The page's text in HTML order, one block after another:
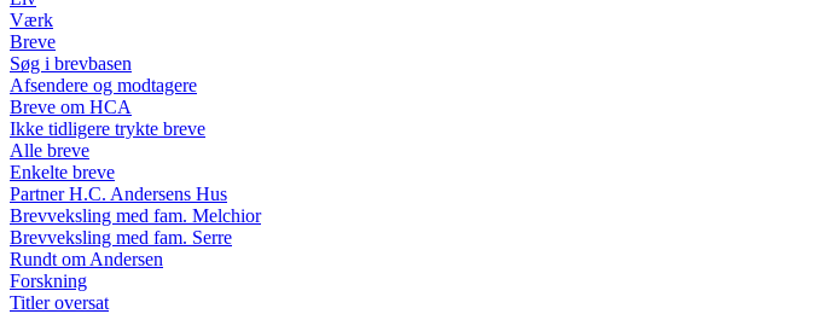
Værk
Breve
Søg i brevbasen
Afsendere og modtagere
Breve om HCA
Ikke tidligere trykte breve
Alle breve
Enkelte breve
Partner H.C. Andersens Hus
Brevveksling med fam. Melchior
Brevveksling med fam. Serre
Rundt om Andersen
Forskning
Titler oversat